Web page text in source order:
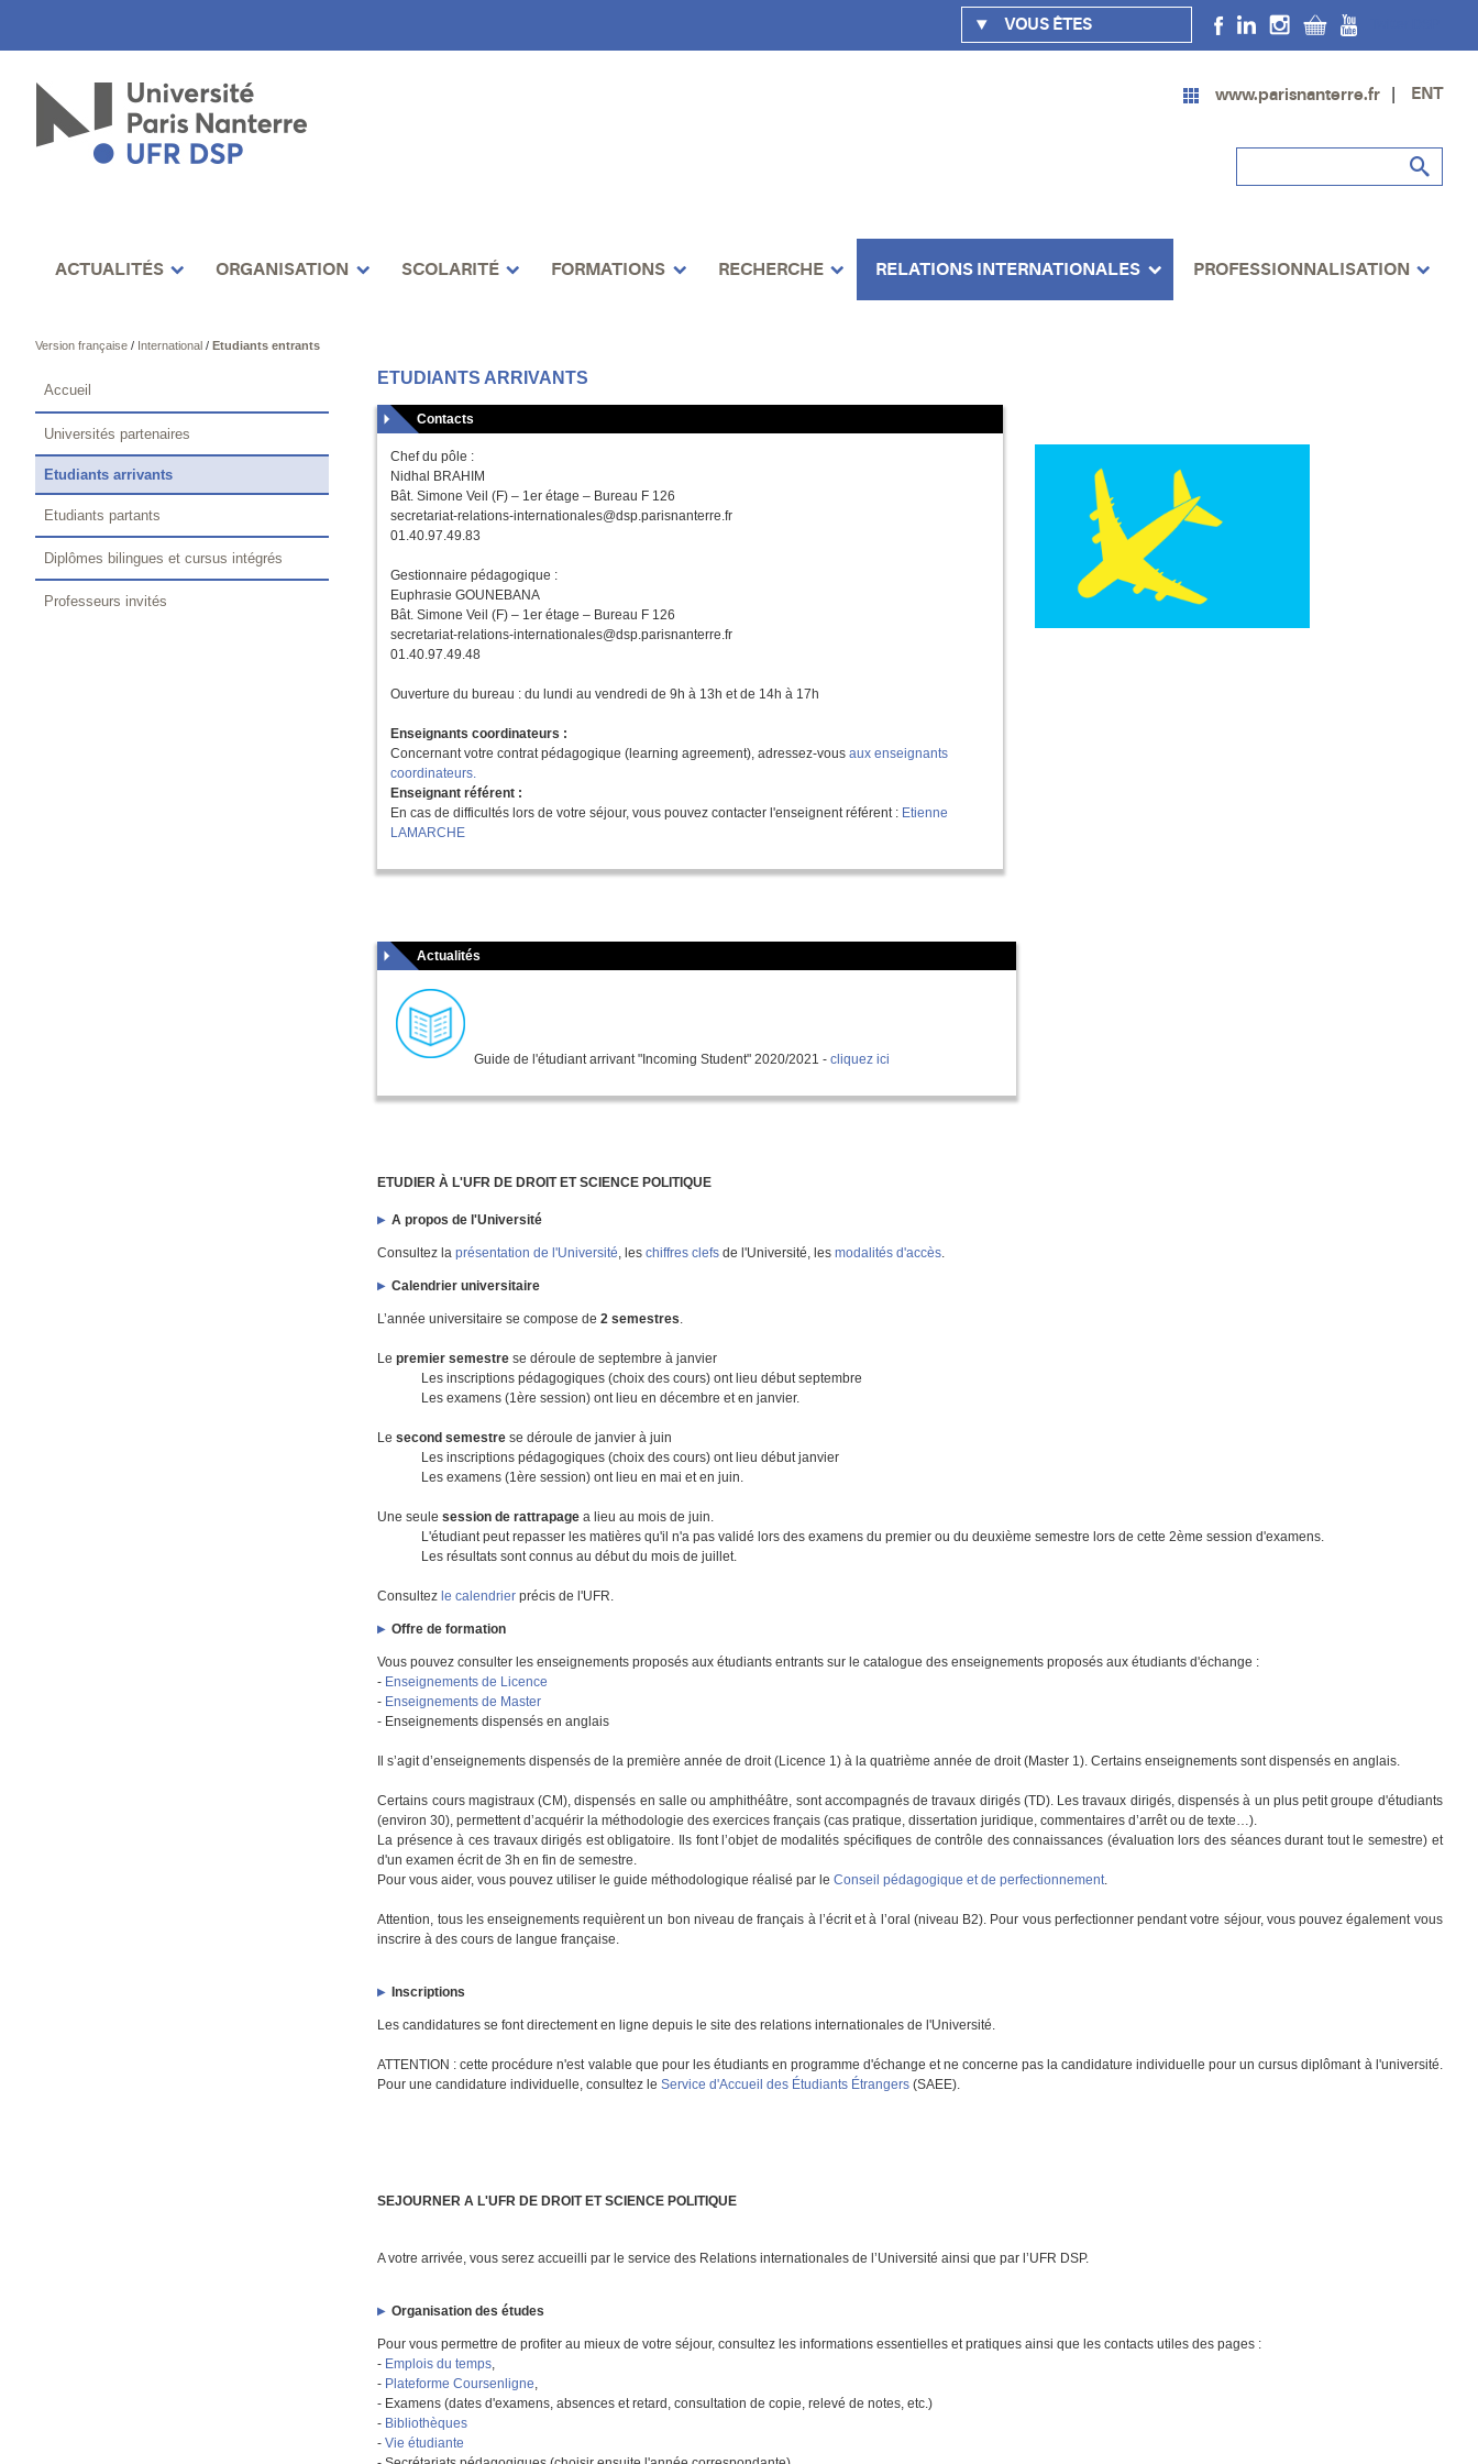
VOUS ÊTES
www.parisnanterre.fr ENT
ACTUALITÉS ORGANISATION SCOLARITÉ FORMATIONS RECHERCHE RELATIONS INTERNATIONALES PROFESSIONNALISATION
Version française/ International/ Etudiants entrants
ETUDIANTS ARRIVANTS
Contacts
Chef du pôle :
Nidhal BRAHIM
Bât. Simone Veil (F) – 1er étage – Bureau F 126
secretariat-relations-internationales@dsp.parisnanterre.fr
01.40.97.49.83
Gestionnaire pédagogique :
Euphrasie GOUNEBANA
Bât. Simone Veil (F) – 1er étage – Bureau F 126
secretariat-relations-internationales@dsp.parisnanterre.fr
01.40.97.49.48
Ouverture du bureau : du lundi au vendredi de 9h à 13h et de 14h à 17h
Enseignants coordinateurs :
Concernant votre contrat pédagogique (learning agreement), adressez-vousaux enseignants
coordinateurs.
Enseignant référent :
En cas de difficultés lors de votre séjour, vous pouvez contacter l'enseignent référent : Etienne
LAMARCHE
Actualités
Guide de l'étudiant arrivant "Incoming Student" 2020/2021 -cliquez ici
ETUDIER À L'UFR DE DROIT ET SCIENCE POLITIQUE
A propos de l'Université
Consultez laprésentation de l'Université, leschiffres clefs de l'Université, lesmodalités d'accès.
Calendrier universitaire
L’année universitaire se compose de2 semestres.
Lepremier semestrese déroule de septembre à janvier
Les inscriptions pédagogiques (choix des cours) ont lieu début septembre
Les examens (1ère session) ont lieu en décembre et en janvier.
Le second semestrese déroule de janvier à juin
Les inscriptions pédagogiques (choix des cours) ont lieu début janvier
Les examens (1ère session) ont lieu en mai et en juin.
Une seulesession de rattrapage a lieu au mois de juin.
L'étudiant peut repasser les matières qu'il n'a pas validé lors des examens du premier ou du deuxième semestre lors de cette 2ème session d'examens.
Les résultats sont connus au début du mois de juillet.
Consultez le calendrier précis de l'UFR.
Offre de formation
Vous pouvez consulter les enseignements proposés aux étudiants entrants sur le catalogue des enseignements proposés aux étudiants d'échange :
- Enseignements de Licence
- Enseignements de Master
- Enseignements dispensés en anglais
Il s’agit d’enseignements dispensés de la première année de droit (Licence 1) à la quatrième année de droit (Master 1). Certains enseignements sont dispensés en anglais.
Certains cours magistraux (CM), dispensés en salle ou amphithéâtre, sont accompagnés de travaux dirigés (TD). Les travaux dirigés, dispensés à un plus petit groupe d'étudiants
(environ 30), permettent d’acquérir la méthodologie des exercices français (cas pratique, dissertation juridique, commentaires d’arrêt ou de texte…).
La présence à ces travaux dirigés est obligatoire. Ils font l’objet de modalités spécifiques de contrôle des connaissances (évaluation lors des séances durant tout le semestre) et
d'un examen écrit de 3h en fin de semestre.
Pour vous aider, vous pouvez utiliser le guide méthodologique réalisé par leConseil pédagogique et de perfectionnement.
Attention, tous les enseignements requièrent un bon niveau de français à l’écrit et à l’oral (niveau B2). Pour vous perfectionner pendant votre séjour, vous pouvez également vous
inscrire à des cours de langue française.
Inscriptions
Les candidatures se font directement en ligne depuis le site des relations internationales de l'Université.
ATTENTION : cette procédure n'est valable que pour les étudiants en programme d'échange et ne concerne pas la candidature individuelle pour un cursus diplômant à l'université.
Pour une candidature individuelle, consultez leService d'Accueil des Étudiants Étrangers (SAEE).
SEJOURNER A L'UFR DE DROIT ET SCIENCE POLITIQUE
A votre arrivée, vous serez accueilli par le service des Relations internationales de l’Université ainsi que par l’UFR DSP.
Organisation des études
Pour vous permettre de profiter au mieux de votre séjour, consultez les informations essentielles et pratiques ainsi que les contacts utiles des pages :
- Emplois du temps,
- Plateforme Coursenligne,
- Examens (dates d'examens, absences et retard, consultation de copie, relevé de notes, etc.)
- Bibliothèques
-Vie étudiante
Accueil
Universités partenaires
Etudiants arrivants
Etudiants partants
Diplômes bilingues et cursus intégrés
Professeurs invités